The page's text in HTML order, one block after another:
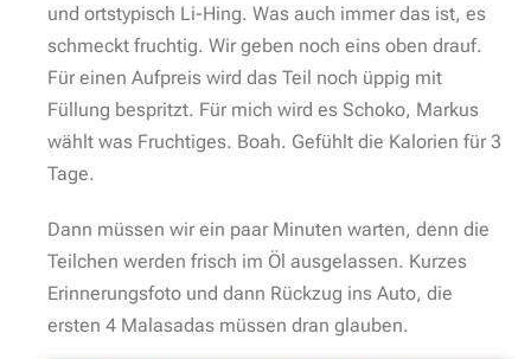
und ortstypisch Li-Hing. Was auch immer das ist, es
schmeckt fruchtig. Wir geben noch eins oben drauf.
Für einen Aufpreis wird das Teil noch üppig mit
Füllung bespritzt. Für mich wird es Schoko, Markus
wählt was Fruchtiges. Boah. Gefühlt die Kalorien für 3
Tage.
Dann müssen wir ein paar Minuten warten, denn die
Teilchen werden frisch im Öl ausgelassen. Kurzes
Erinnerungsfoto und dann Rückzug ins Auto, die
ersten 4 Malasadas müssen dran glauben.